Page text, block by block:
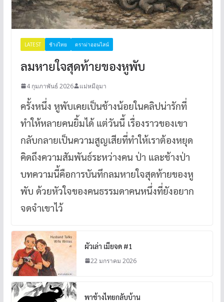
LATEST ช้างไทย ดราม่าออนไลน์
ลมหายใจสุดท้ายของหูพับ
4 กุมภาพันธ์ 2026 แม่หมีอุมา
ครั้งหนึ่ง หูพับเคยเป็นช้างน้อยในคลิปน่ารักที่
ทำให้หลายคนยิ้มได้ แต่วันนี้ เรื่องราวของเขา
กลับกลายเป็นความสูญเสียที่ทำให้เราต้องหยุด
คิดถึงความสัมพันธ์ระหว่างคน ป่า และช้างป่า
บทความนี้คือการบันทึกลมหายใจสุดท้ายของหู
พับ ด้วยหัวใจของคนธรรมดาคนหนึ่งที่ยังอยาก
จดจำเขาไว้
ผัวเล่า เมียจด #1
22 มกราคม 2026
พาช้างไทยกลับบ้าน